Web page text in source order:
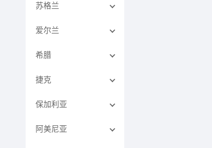
苏格兰
爱尔兰
希腊
捷克
保加利亚
阿美尼亚